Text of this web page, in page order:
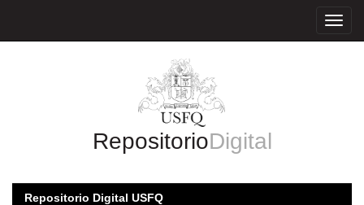
RepositorioDigital
Repositorio Digital USFQ